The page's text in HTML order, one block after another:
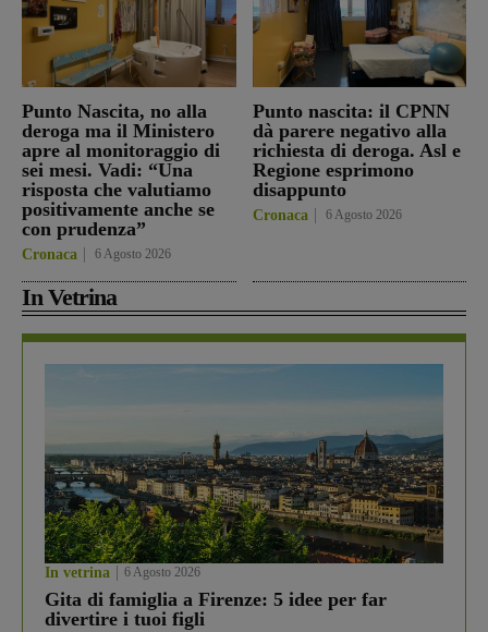
Punto Nascita, no alla
deroga ma il Ministero
apre al monitoraggio di
sei mesi. Vadi: “Una
risposta che valutiamo
positivamente anche se
con prudenza”
Cronaca 6 Agosto 2026
Punto nascita: il CPNN
dà parere negativo alla
richiesta di deroga. Asl e
Regione esprimono
disappunto
Cronaca 6 Agosto 2026
In Vetrina
In vetrina 6 Agosto 2026
Gita di famiglia a Firenze: 5 idee per far
divertire i tuoi figli